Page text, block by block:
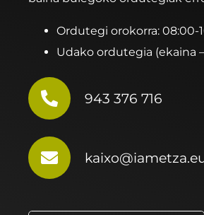
Ordutegi orokorra: 08:00-
Udako ordutegia (ekaina
943 376 716